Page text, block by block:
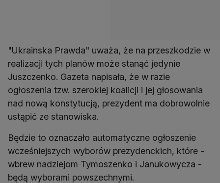
"Ukrainska Prawda" uważa, że na przeszkodzie w
realizacji tych planów może stanąć jedynie
Juszczenko. Gazeta napisała, że w razie
ogłoszenia tzw. szerokiej koalicji i jej głosowania
nad nową konstytucją, prezydent ma dobrowolnie
ustąpić ze stanowiska.
Będzie to oznaczało automatyczne ogłoszenie
wcześniejszych wyborów prezydenckich, które -
wbrew nadziejom Tymoszenko i Janukowycza -
będą wyborami powszechnymi.